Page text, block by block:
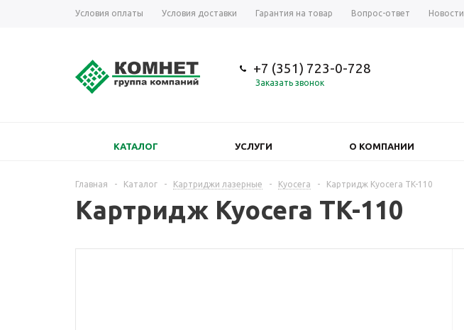
Условия оплаты Условия доставки Гарантия на товар Вопрос-ответ Новости
+7 (351) 723-0-728
Заказать звонок
КАТАЛОГ УСЛУГИ О КОМПАНИИ
Главная - Каталог - Картриджи лазерные - Kyocera - Картридж Kyocera TK-110
Картридж Kyocera TK-110